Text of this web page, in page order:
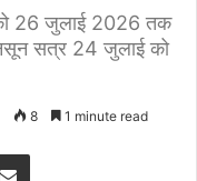
को 26 जुलाई 2026 तक
सत्र 24 जुलाई को
8 1 minute read